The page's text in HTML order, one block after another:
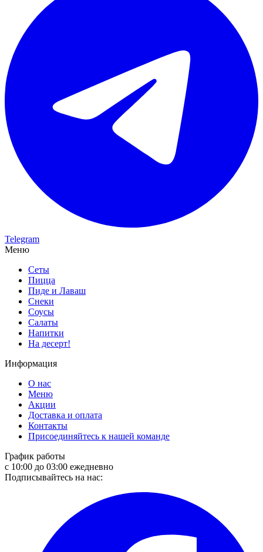
Telegram
Меню
Сеты
Пицца
Пиде и Лаваш
Снеки
Соусы
Салаты
Напитки
На десерт!
Информация
О нас
Меню
Акции
Доставка и оплата
Контакты
Присоединяйтесь к нашей команде
График работы
с 10:00 до 03:00 ежедневно
Подписывайтесь на нас: